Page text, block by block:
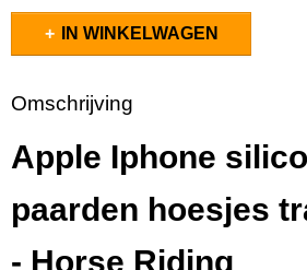
IN WINKELWAGEN
Omschrijving
Apple Iphone
paarden hoesjes
- Horse Riding